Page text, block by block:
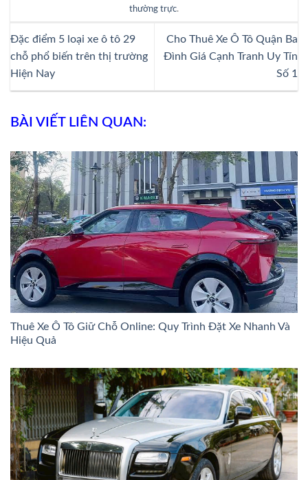
thường trực.
Đặc điểm 5 loại xe ô tô 29
chỗ phổ biến trên thị trường
Hiện Nay
Cho Thuê Xe Ô Tô Quận Ba
Đình Giá Cạnh Tranh Uy Tín
Số 1
BÀI VIẾT LIÊN QUAN:
Thuê Xe Ô Tô Giữ Chỗ Online: Quy Trình Đặt Xe Nhanh Và
Hiệu Quả